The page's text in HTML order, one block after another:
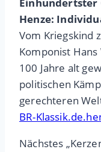
Henze:
Vom Kriegskind
Komponist
100 Jahre alt
politischen
gerechteren
BR-
Nächstes